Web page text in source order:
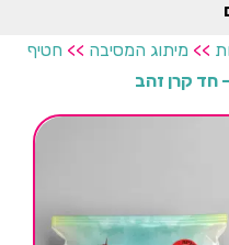
>> מיתוג המסיבה >> חטיף
חד קרן זהב